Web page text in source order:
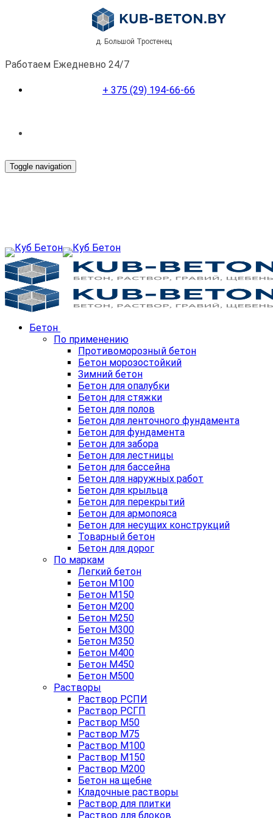
д. Большой Тростенец
Работаем Ежедневно 24/7
+ 375 (29) 194-66-66
Toggle navigation
Бетон
По применению
Противоморозный бетон
Бетон морозостойкий
Зимний бетон
Бетон для опалубки
Бетон для стяжки
Бетон для полов
Бетон для ленточного фундамента
Бетон для фундамента
Бетон для забора
Бетон для лестницы
Бетон для бассейна
Бетон для наружных работ
Бетон для крыльца
Бетон для перекрытий
Бетон для армопояса
Бетон для несущих конструкций
Товарный бетон
Бетон для дорог
По маркам
Легкий бетон
Бетон М100
Бетон М150
Бетон М200
Бетон М250
Бетон М300
Бетон М350
Бетон М400
Бетон М450
Бетон М500
Растворы
Раствор РСПИ
Раствор РСГП
Раствор М50
Раствор М75
Раствор М100
Раствор М150
Раствор М200
Бетон на щебне
Кладочные растворы
Раствор для плитки
Раствор для блоков